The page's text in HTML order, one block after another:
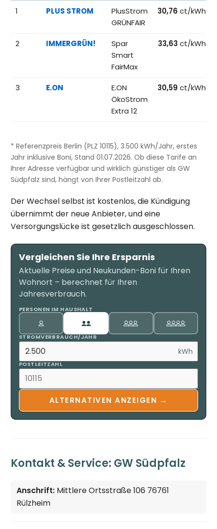
Beliebteste Tarife beim Anbieterwechsel;
1 PLUS STROM
PlusStrom
GRÜNFAIR
30,76 ct/kWh
2 IMMERGRÜN!
Spar
Smart
FairMax
33,63 ct/kWh
3 E.ON
E.ON
ÖkoStrom
Extra 12
30,59 ct/kWh
* Referenzpreis Berlin (PLZ 10115), 3.500 kWh/Jahr, erstes
Jahr inklusive Boni, Stand 01.07.2026. Ob diese Tarife an
Ihrer Adresse verfügbar und wirklich günstiger als GW
Südpfalz sind, hängt von Ihrer Postleitzahl ab.
Der Wechsel selbst ist kostenlos, die Kündigung
übernimmt der neue Anbieter, und eine
Versorgungslücke ist gesetzlich ausgeschlossen.
Vergleichen Sie Ihre Ersparnis
Aktuelle Preise und Neukunden-Boni für Ihren
Wohnort – berechnet für Ihren
Jahresverbrauch.
PERSONEN IM HAUSHALT
STROMVERBRAUCH/JAHR
kWh
POSTLEITZAHL
ALTERNATIVEN ANZEIGEN →
Kontakt & Service: GW Südpfalz
Anschrift: Mittlere Ortsstraße 106 76761
Rülzheim